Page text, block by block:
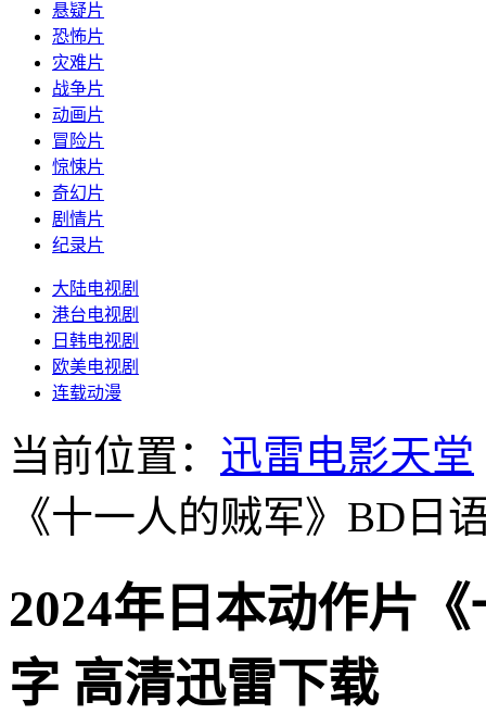
悬疑片
恐怖片
灾难片
战争片
动画片
冒险片
惊悚片
奇幻片
剧情片
纪录片
大陆电视剧
港台电视剧
日韩电视剧
欧美电视剧
连载动漫
当前位置： 迅雷电影天堂
《十一人的贼军》BD日
2024年日本动作片
字 高清迅雷下载